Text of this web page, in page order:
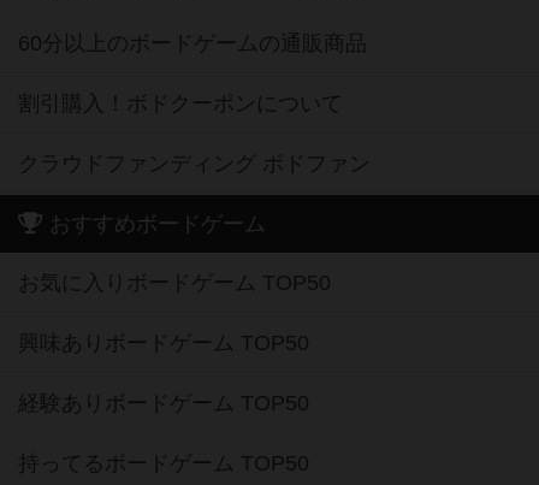
60分以上のボードゲームの通販商品
割引購入！ボドクーポンについて
クラウドファンディング ボドファン
おすすめボードゲーム
お気に入りボードゲーム TOP50
興味ありボードゲーム TOP50
経験ありボードゲーム TOP50
持ってるボードゲーム TOP50